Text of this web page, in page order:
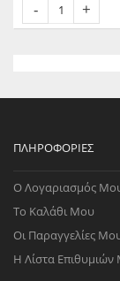
ΠΛΗΡΟΦΟΡΊΕΣ
Ο Λογαριασμός
Το Καλάθι Μου
Οι Παραγγελίες
Η Λίστα